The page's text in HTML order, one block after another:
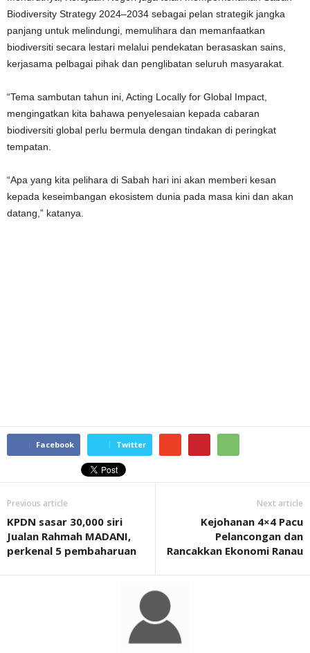
Biodiversity Strategy 2024–2034 sebagai pelan strategik jangka
panjang untuk melindungi, memulihara dan memanfaatkan
biodiversiti secara lestari melalui pendekatan berasaskan sains,
kerjasama pelbagai pihak dan penglibatan seluruh masyarakat.
“Tema sambutan tahun ini, Acting Locally for Global Impact,
mengingatkan kita bahawa penyelesaian kepada cabaran
biodiversiti global perlu bermula dengan tindakan di peringkat
tempatan.
“Apa yang kita pelihara di Sabah hari ini akan memberi kesan
kepada keseimbangan ekosistem dunia pada masa kini dan akan
datang,” katanya.
Facebook Twitter
Previous article
KPDN sasar 30,000 siri
Jualan Rahmah MADANI,
perkenal 5 pembaharuan
Next article
Kejohanan 4×4 Pacu
Pelancongan dan
Rancakkan Ekonomi Ranau